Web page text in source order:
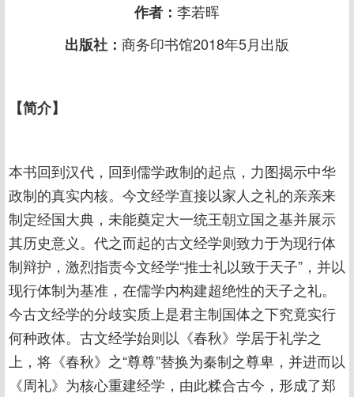
作者： 李若晖
出版社： 商务印书馆2018年5月出版
【简介】
本书回到汉代，回到儒学政制的起点，力图揭示中华
政制的真实内核。今文经学直接以家人之礼的亲亲来
制定经国大典，未能奠定大一统王朝立国之基并展示
其历史意义。代之而起的古文经学则致力于为现行体
制辩护，激烈指责今文经学“推士礼以致于天子”，并以
现行体制为基准，在儒学内构建超绝性的天子之礼。
今古文经学的分歧实质上是君主制国体之下究竟实行
何种政体。古文经学始则以《春秋》学居于礼学之
上，将《春秋》之“尊尊”替换为秦制之尊卑，并进而以
《周礼》为核心重建经学，由此糅合古今，形成了郑